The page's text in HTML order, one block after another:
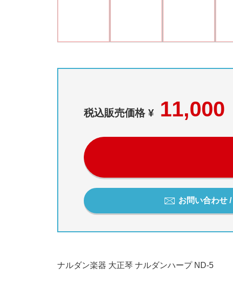
税込販売価格 ¥ 11,000
お問い合わせ
ナルダン楽器 大正琴 ナルダンハープ ND-5